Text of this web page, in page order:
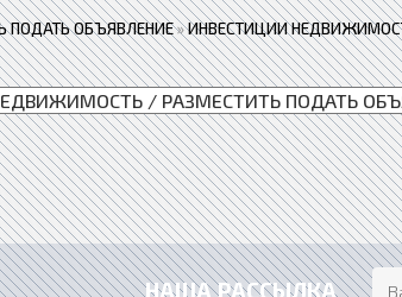
ПОДАТЬ ОБЪЯВЛЕНИЕ»ИНВЕСТИЦИИ
НАША РАССЫЛКА